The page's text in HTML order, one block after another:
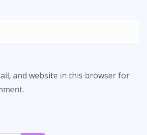
and website in this browser for